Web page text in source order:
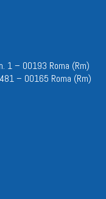
1 – 00193 Roma (Rm)
– 00165 Roma (Rm)